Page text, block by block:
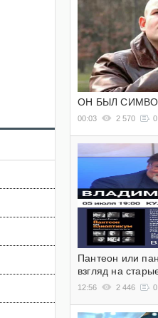
ОН БЫЛ
00:03 2 570 0
Пантеон или
взгляд на
12:56 2 446 0